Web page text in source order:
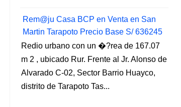
Rem@ju Casa BCP en Venta en San
Martin Tarapoto Precio Base S/ 636245
Redio urbano con un �?rea de 167.07
m 2 , ubicado Rur. Frente al Jr. Alonso de
Alvarado C-02, Sector Barrio Huayco,
distrito de Tarapoto Tas...